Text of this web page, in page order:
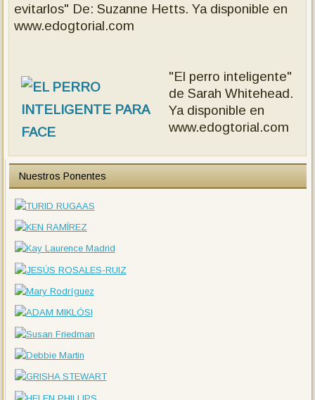
evitarlos" De: Suzanne Hetts. Ya disponible en
www.edogtorial.com
"El perro inteligente"
de Sarah Whitehead.
Ya disponible en
www.edogtorial.com
Nuestros Ponentes